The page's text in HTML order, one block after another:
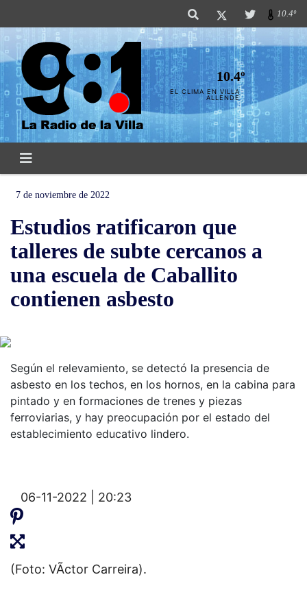
10.4º
10.4º
EL CLIMA EN VILLA
ALLENDE
7 de noviembre de 2022
Estudios ratificaron que
talleres de subte cercanos a
una escuela de Caballito
contienen asbesto
Según el relevamiento, se detectó la presencia de
asbesto en los techos, en los hornos, en la cabina para
pintado y en formaciones de trenes y piezas
ferroviarias, y hay preocupación por el estado del
establecimiento educativo lindero.
06-11-2022 | 20:23
(Foto: VÃ­ctor Carreira).